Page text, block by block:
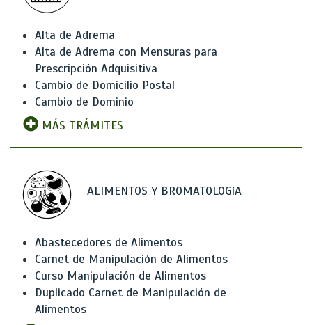
Alta de Adrema
Alta de Adrema con Mensuras para
Prescripción Adquisitiva
Cambio de Domicilio Postal
Cambio de Dominio
MÁS TRÁMITES
ALIMENTOS Y BROMATOLOGíA
Abastecedores de Alimentos
Carnet de Manipulación de Alimentos
Curso Manipulación de Alimentos
Duplicado Carnet de Manipulación de
Alimentos